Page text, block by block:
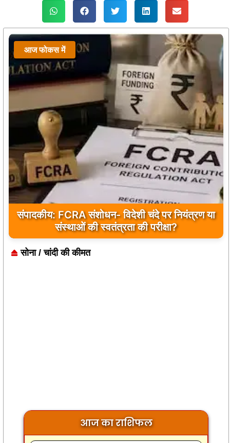
आज फोकस में
संपादकीय: FCRA संशोधन- विदेशी चंदे पर नियंत्रण या
संस्थाओं की स्वतंत्रता की परीक्षा?
सोना / चांदी की कीमत
आज का राशिफल